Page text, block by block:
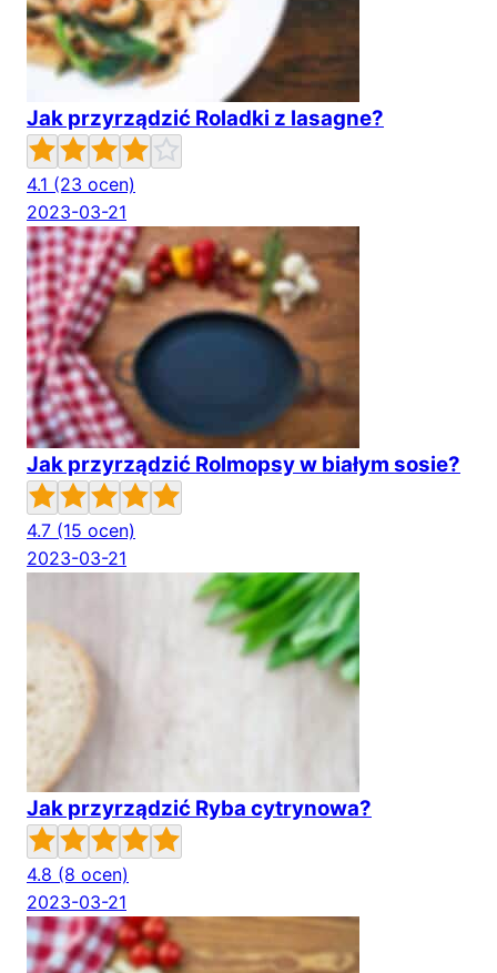
Jak przyrządzić Roladki z lasagne?
4.1 (23 ocen)
2023-03-21
Jak przyrządzić Rolmopsy w białym sosie?
4.7 (15 ocen)
2023-03-21
Jak przyrządzić Ryba cytrynowa?
4.8 (8 ocen)
2023-03-21